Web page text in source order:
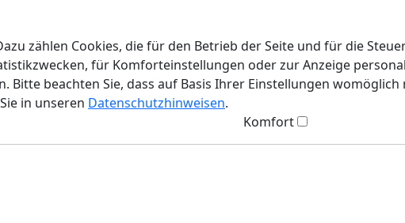
zählen Cookies, die für den Betrieb der Seite und für die
für Komforteinstellungen oder zur Anzeige
beachten Sie, dass auf Basis Ihrer Einstellungen
in unseren Datenschutzhinweisen.
Komfort